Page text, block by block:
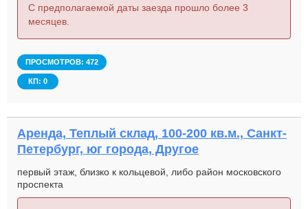
С предполагаемой даты заезда прошло более 3
месяцев.
ПРОСМОТРОВ: 472
КП: 0
Аренда, Теплый склад, 100-200 кв.м., Санкт-
Петербург, юг города, Другое
первый этаж, близко к кольцевой, либо район московского
проспекта